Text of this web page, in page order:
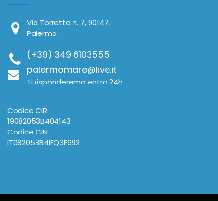
Via Torretta n. 7, 90147,
Palermo
(+39) 349 6103555
palermomare@live.it
Ti risponderemo entro 24h
Codice CIR
19082053B404143
Codice CIN
IT082053B4IFQ3F992